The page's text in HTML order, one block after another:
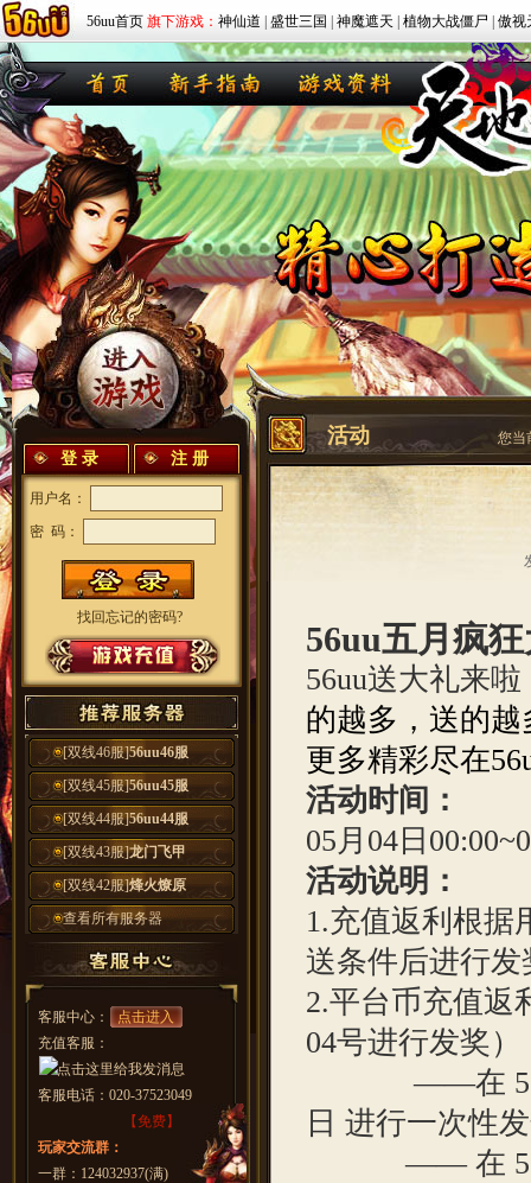
56uu首页 旗下游戏： 神仙道 盛世三国 神魔遮天 植物大战僵尸 傲视
登 录 注 册
用户名：
密 码：
找回忘记的密码?
[双线46服]56uu46服
[双线45服]56uu45服
[双线44服]56uu44服
[双线43服]龙门飞甲
[双线42服]烽火燎原
查看所有服务器
客服中心：
点击进入
充值客服：
客服电话：020-37523049
【免费】
玩家交流群：
一群：124032937(满)
活动 您当
56uu五月疯
56uu送大礼来啦
的越多，送的
更多精彩尽在
活动时间：
05月04日
活动说明：
1.充值返利根据
送条件后进行
2.平台币充值
04号进行发奖）
——在 5月04
日 进行一次性
—— 在 5月16